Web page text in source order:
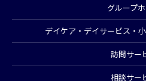
グループ
デイケア・デイサービス・
訪問サー
相談サー